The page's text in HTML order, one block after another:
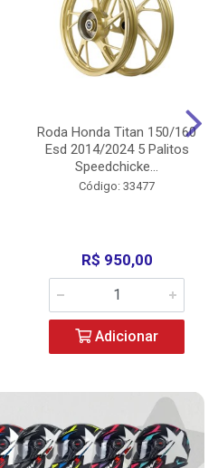
Roda Honda Titan 150/160
Esd 2014/2024 5 Palitos
Speedchicke...
Código: 33477
R$ 950,00
Adicionar